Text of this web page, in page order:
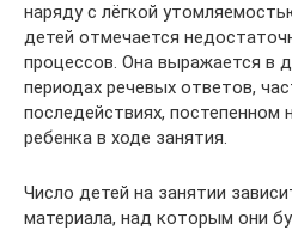
наряду с лёгкой
детей отмечается
процессов. Она выражается в
периодах речевых ответов,
последействиях, постепенном
ребенка в ходе занятия.
Число детей на занятии
материала, над которым они